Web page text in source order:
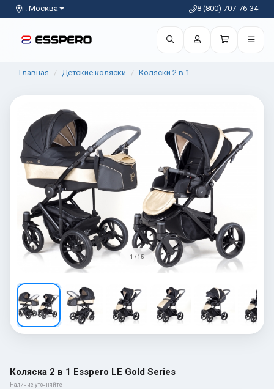
г. Москва 8 (800) 707-76-34
Главная Детские коляски Коляски 2 в 1
1 / 15
Коляска 2 в 1 Esspero LE Gold Series
Наличие уточняйте